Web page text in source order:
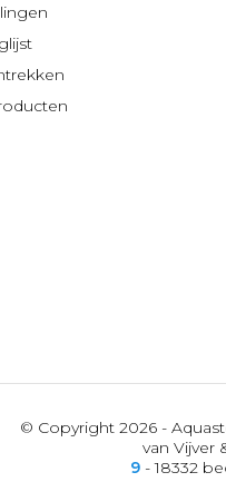
© Copyright 2026 -
van Vijver
9 - 18332